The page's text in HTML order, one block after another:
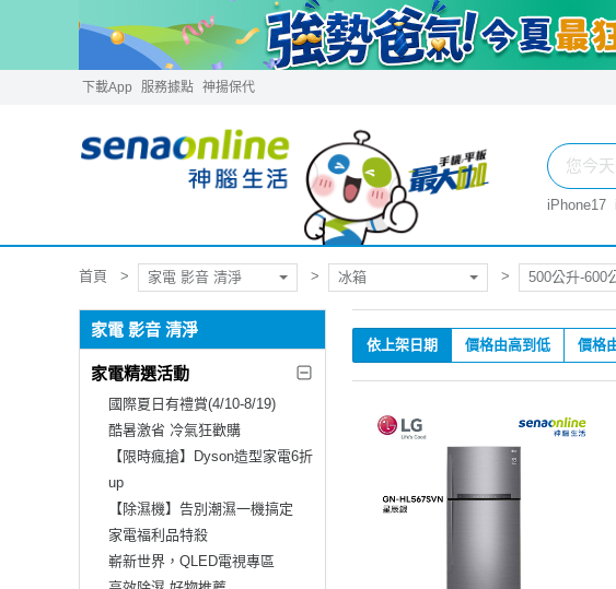
下載App 服務據點 神揚保代
iPhone17
首頁 家電 影音 清淨 冰箱 500公升-600
家電 影音 清淨
家電精選活動
國際夏日有禮賞(4/10-8/19)
酷暑激省 冷氣狂歡購
【限時瘋搶】Dyson造型家電6折
up
【除濕機】告別潮濕一機搞定
家電福利品特殺
嶄新世界，QLED電視專區
依上架日期 價格由高到低 價格